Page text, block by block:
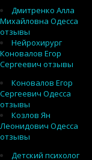
Дмитренко Алла
Михайловна Одесса
отзывы
Нейрохирург
Коновалов Егор
Сергеевич отзывы
Коновалов Егор
Сергеевич Одесса
отзывы
Козлов Ян
Леонидович Одесса
отзывы
Детский психолог